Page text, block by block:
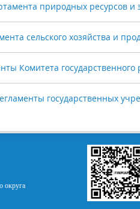
природных ресурсов и
сельского хозяйства и
Комитета
государственных
округа